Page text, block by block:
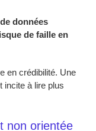
données
de faille en
en crédibilité. Une
incite à lire plus
non orientée